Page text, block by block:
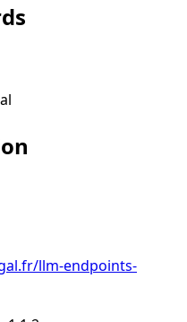
llm-endpoints-